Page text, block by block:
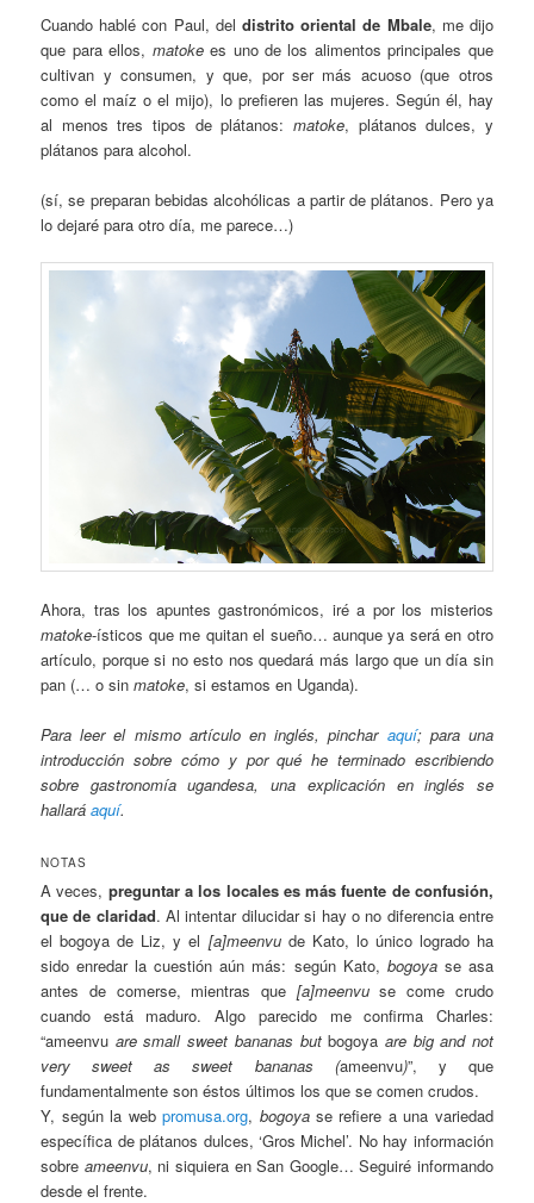
Cuando hablé con Paul, del distrito oriental de Mbale, me dijo
que para ellos, matokees uno de los alimentos principales que
cultivan y consumen, y que, por ser más acuoso (que otros
como el maíz o el mijo), lo prefieren las mujeres. Según él, hay
al menos tres tipos de plátanos: matoke, plátanos dulces, y
plátanos para alcohol.
(sí, se preparan bebidas alcohólicas a partir de plátanos. Pero ya
lo dejaré para otro día, me parece…)
Ahora, tras los apuntes gastronómicos, iré a por los misterios
matoke-ísticos que me quitan el sueño… aunque ya será en otro
artículo, porque si no esto nos quedará más largo que un día sin
pan (… o sinmatoke, si estamos en Uganda).
Para leer el mismo artículo en inglés, pinchar aquí; para una
introducción sobre cómo y por qué he terminado escribiendo
sobre gastronomía ugandesa, una explicación en inglés se
hallaráaquí.
NOTAS
A veces, preguntar a los locales es más fuente de confusión,
que de claridad. Al intentar dilucidar si hay o no diferencia entre
el bogoya de Liz, y el [a]meenvude Kato, lo único logrado ha
sido enredar la cuestión aún más: según Kato, bogoyase asa
antes de comerse, mientras que [a]meenvuse come crudo
cuando está maduro. Algo parecido me confirma Charles:
“ameenvu are small sweet bananas butbogoya are big and not
very sweet as sweet bananas (ameenvu)”, y que
fundamentalmente son éstos últimos los que se comen crudos.
Y, según la webpromusa.org, bogoyase refiere a una variedad
específica de plátanos dulces, ‘Gros Michel’. No hay información
sobre ameenvu, ni siquiera en San Google… Seguiré informando
desde el frente.